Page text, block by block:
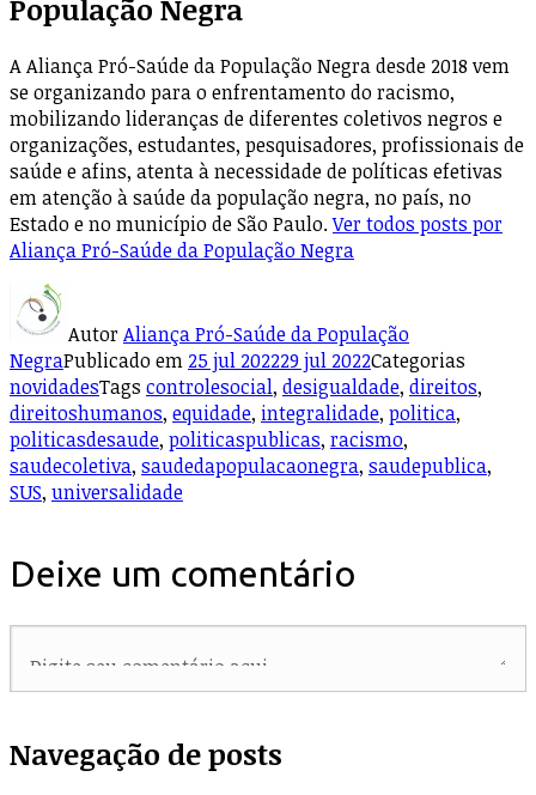
População Negra
A Aliança Pró-Saúde da População Negra desde 2018 vem
se organizando para o enfrentamento do racismo,
mobilizando lideranças de diferentes coletivos negros e
organizações, estudantes, pesquisadores, profissionais de
saúde e afins, atenta à necessidade de políticas efetivas
em atenção à saúde da população negra, no país, no
Estado e no município de São Paulo.Ver todos posts por
Aliança Pró-Saúde da População Negra
AutorAliança Pró-Saúde da População
NegraPublicado em 25 jul 202229 jul 2022Categorias
novidadesTags controlesocial, desigualdade, direitos,
direitoshumanos, equidade, integralidade, politica,
politicasdesaude, politicaspublicas, racismo,
saudecoletiva, saudedapopulacaonegra, saudepublica,
SUS, universalidade
Deixe um comentário
Navegação de posts